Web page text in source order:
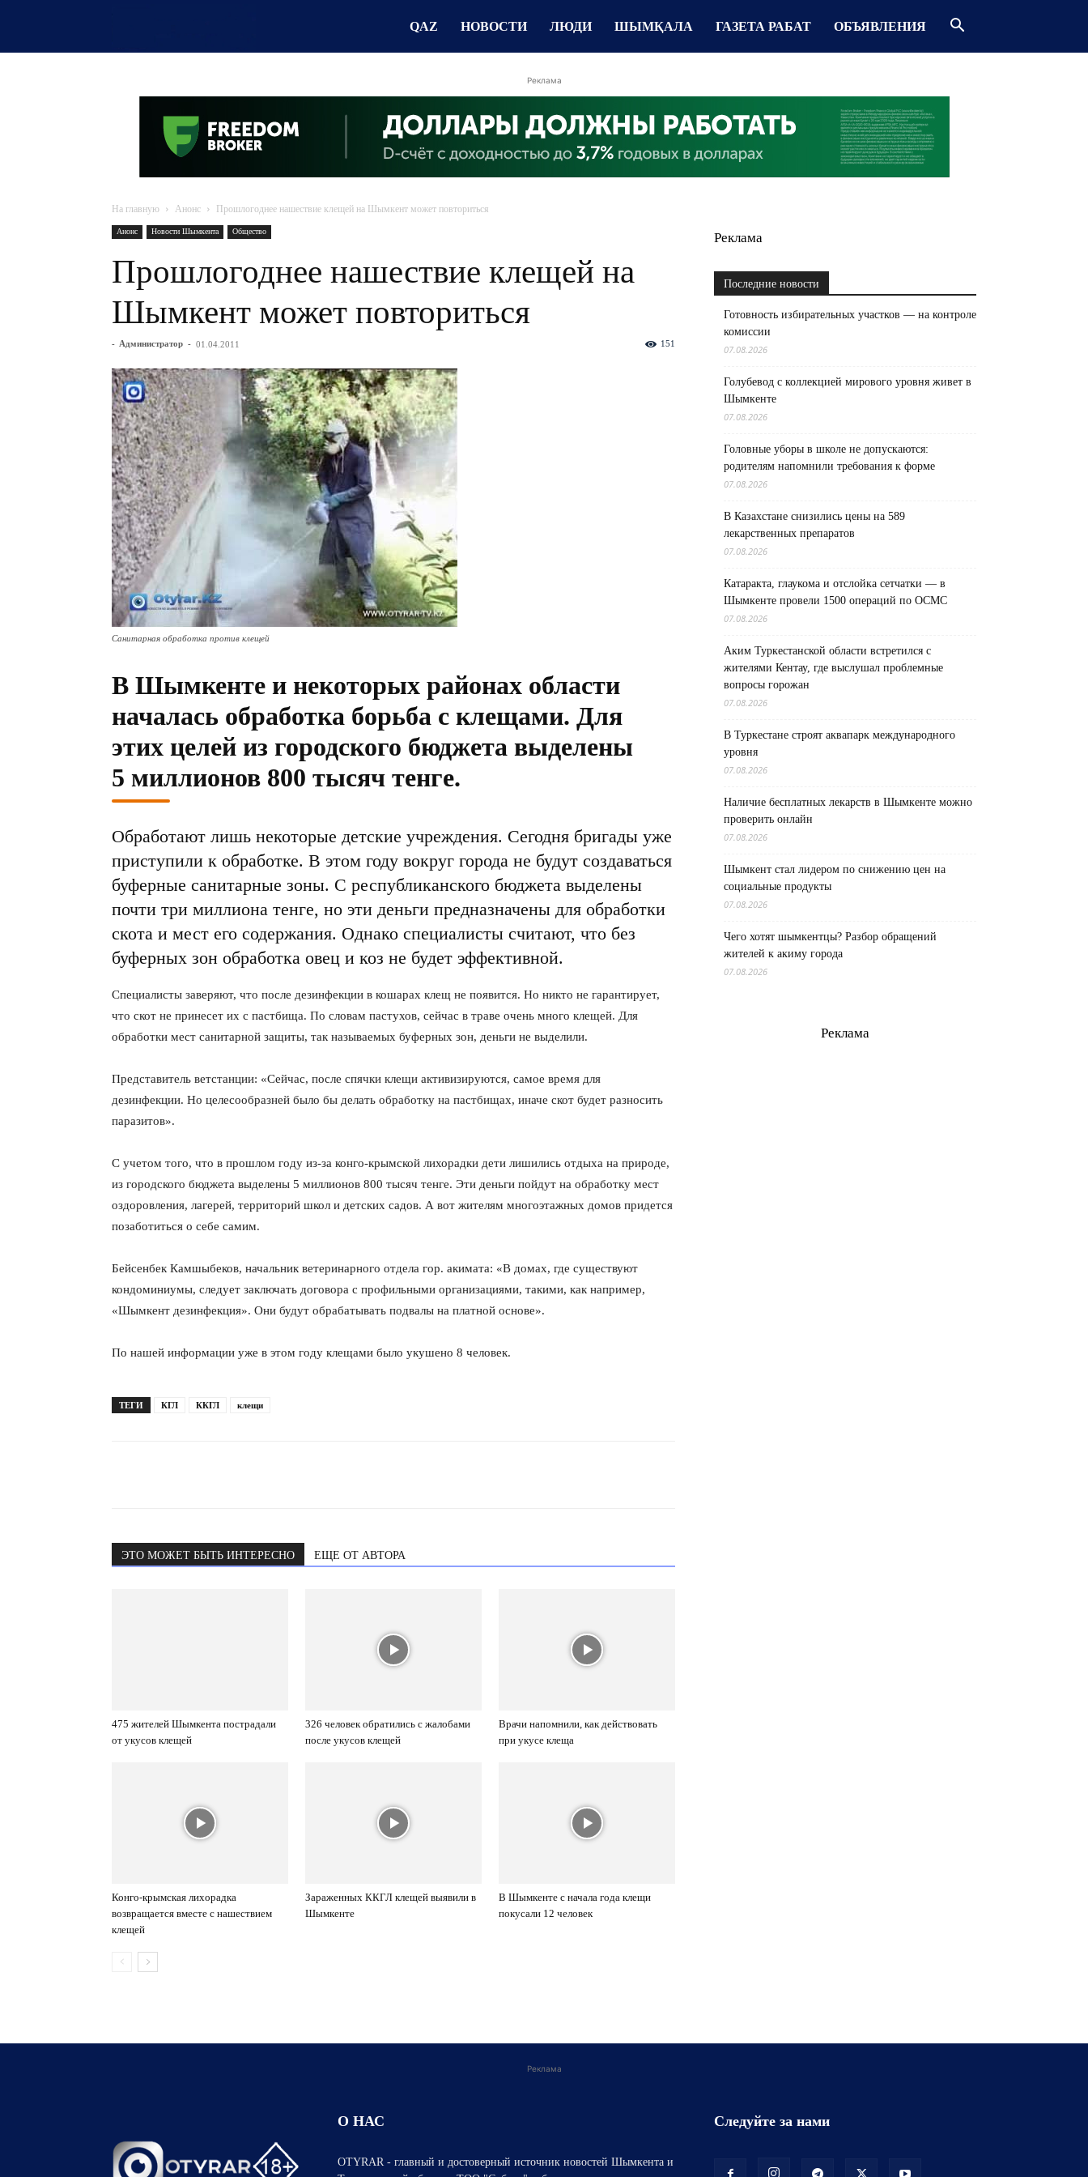
QAZ НОВОСТИ ЛЮДИ ШЫМҚАЛА ГАЗЕТА РАБАТ ОБЪЯВЛЕНИЯ
Реклама
На главную Анонс Прошлогоднее нашествие клещей на Шымкент может повториться
Анонс Новости Шымкента Общество
Прошлогоднее нашествие клещей на
Шымкент может повториться
- Администратор - 01.04.2011 151
Санитарная обработка против клещей
В Шымкенте и некоторых районах области
началась обработка борьба с клещами. Для
этих целей из городского бюджета выделены
5 миллионов 800 тысяч тенге.
Обработают лишь некоторые детские учреждения. Сегодня бригады уже
приступили к обработке. В этом году вокруг города не будут создаваться
буферные санитарные зоны. С республиканского бюджета выделены
почти три миллиона тенге, но эти деньги предназначены для обработки
скота и мест его содержания. Однако специалисты считают, что без
буферных зон обработка овец и коз не будет эффективной.
Специалисты заверяют, что после дезинфекции в кошарах клещ не появится. Но никто не гарантирует,
что скот не принесет их с пастбища. По словам пастухов, сейчас в траве очень много клещей. Для
обработки мест санитарной защиты, так называемых буферных зон, деньги не выделили.
Представитель ветстанции: «Сейчас, после спячки клещи активизируются, самое время для
дезинфекции. Но целесообразней было бы делать обработку на пастбищах, иначе скот будет разносить
паразитов».
С учетом того, что в прошлом году из-за конго-крымской лихорадки дети лишились отдыха на природе,
из городского бюджета выделены 5 миллионов 800 тысяч тенге. Эти деньги пойдут на обработку мест
оздоровления, лагерей, территорий школ и детских садов. А вот жителям многоэтажных домов придется
позаботиться о себе самим.
Бейсенбек Камшыбеков, начальник ветеринарного отдела гор. акимата: «В домах, где существуют
кондоминиумы, следует заключать договора с профильными организациями, такими, как например,
«Шымкент дезинфекция». Они будут обрабатывать подвалы на платной основе».
По нашей информации уже в этом году клещами было укушено 8 человек.
ТЕГИ КГЛ ККГЛ клещи
ЭТО МОЖЕТ БЫТЬ ИНТЕРЕСНО ЕЩЕ ОТ АВТОРА
475 жителей Шымкента пострадали
от укусов клещей
326 человек обратились с жалобами
после укусов клещей
Врачи напомнили, как действовать
при укусе клеща
Конго-крымская лихорадка
возвращается вместе с нашествием
клещей
Зараженных ККГЛ клещей выявили в
Шымкенте
В Шымкенте с начала года клещи
покусали 12 человек
Реклама
Последние новости
Готовность избирательных участков — на контроле
комиссии
07.08.2026
Голубевод с коллекцией мирового уровня живет в
Шымкенте
07.08.2026
Головные уборы в школе не допускаются:
родителям напомнили требования к форме
07.08.2026
В Казахстане снизились цены на 589
лекарственных препаратов
07.08.2026
Катаракта, глаукома и отслойка сетчатки — в
Шымкенте провели 1500 операций по ОСМС
07.08.2026
Аким Туркестанской области встретился с
жителями Кентау, где выслушал проблемные
вопросы горожан
07.08.2026
В Туркестане строят аквапарк международного
уровня
07.08.2026
Наличие бесплатных лекарств в Шымкенте можно
проверить онлайн
07.08.2026
Шымкент стал лидером по снижению цен на
социальные продукты
07.08.2026
Чего хотят шымкентцы? Разбор обращений
жителей к акиму города
07.08.2026
Реклама
Реклама
О НАС
OTYRAR - главный и достоверный источник новостей Шымкента и
Следуйте за нами